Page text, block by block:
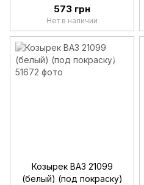
(Voron Glass)
573 грн
Нет в наличии
Козырек ВАЗ 21099
(белый) (под покраску)